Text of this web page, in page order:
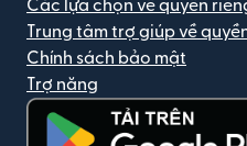
Các lựa chọn về quyền
Trung tâm trợ giúp về
Chính sách bảo mật
Trợ năng